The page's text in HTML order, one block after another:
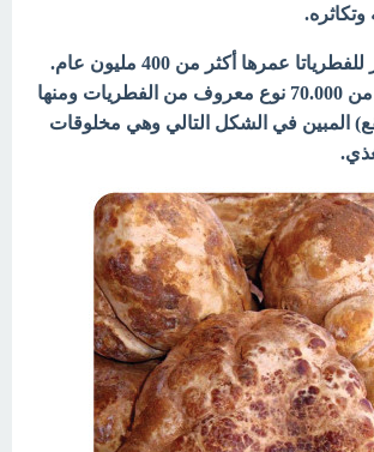
وتكاثره.
- عثر على أحافير للفطرياتا عمرها أكثر من 400 مليون عام.
وهناك حاليًّا أكثر من 70.000 نوع معروف من الفطريات ومنها
المبين في الشكل التالي وهي مخلوقات